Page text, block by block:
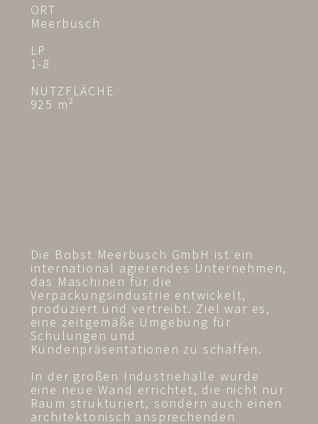
ORT
Meerbusch
LP
1-8
NUTZFLÄCHE
925 m²
Die Bobst Meerbusch GmbH ist ein
international agierendes Unternehmen,
das Maschinen für die
Verpackungsindustrie entwickelt,
produziert und vertreibt. Ziel war es,
eine zeitgemäße Umgebung für
Schulungen und
Kundenpräsentationen zu schaffen.
In der großen Industriehalle wurde
eine neue Wand errichtet, die nicht nur
Raum strukturiert, sondern auch einen
architektonisch ansprechenden